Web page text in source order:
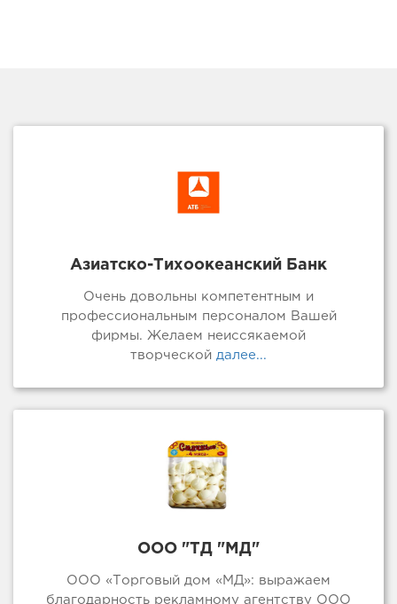
Азиатско-Тихоокеанский Банк
Очень довольны компетентным и
профессиональным персоналом Вашей
фирмы. Желаем неиссякаемой
творческой далее...
ООО "ТД "МД"
ООО «Торговый дом «МД»: выражаем
благодарность рекламному агентству ООО